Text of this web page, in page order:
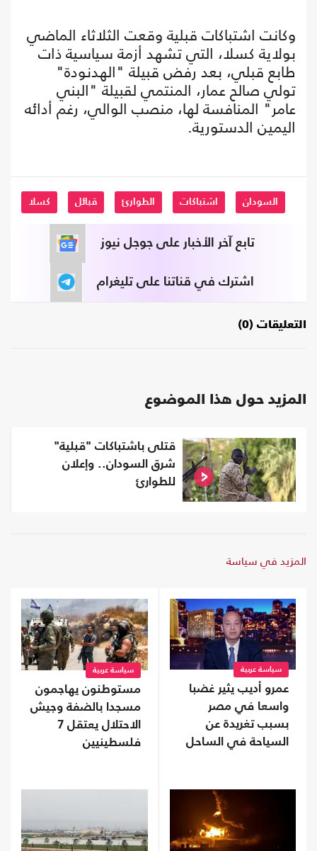
وكانت اشتباكات قبلية وقعت الثلاثاء الماضي
بولاية كسلا، التي تشهد أزمة سياسية ذات
طابع قبلي، بعد رفض قبيلة "الهدنودة"
تولي صالح عمار، المنتمي لقبيلة "البني
عامر" المنافسة لها، منصب الوالي، رغم أدائه
اليمين الدستورية.
السودان اشتباكات الطوارئ قبائل كسلا
تابع آخر الأخبار على جوجل نيوز
اشترك في قناتنا على تليغرام
التعليقات (0)
المزيد حول هذا الموضوع
قتلى باشتباكات "قبلية"
شرق السودان.. وإعلان
للطوارئ
المزيد في سياسة
سياسة عربية
عمرو أديب يثير غضبا
واسعا في مصر
بسبب تغريدة عن
السياحة في الساحل
سياسة عربية
مستوطنون يهاجمون
مسجدا بالضفة وجيش
الاحتلال يعتقل 7
فلسطينيين